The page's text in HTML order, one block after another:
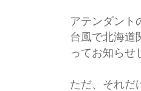
アテンダント
台風で北海道
ってお知らせ
ただ、それだ